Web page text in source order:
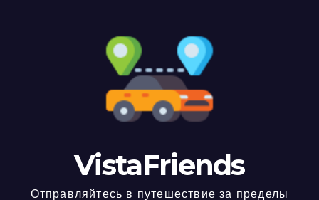
VistaFriends
Отправляйтесь в путешествие за пределы